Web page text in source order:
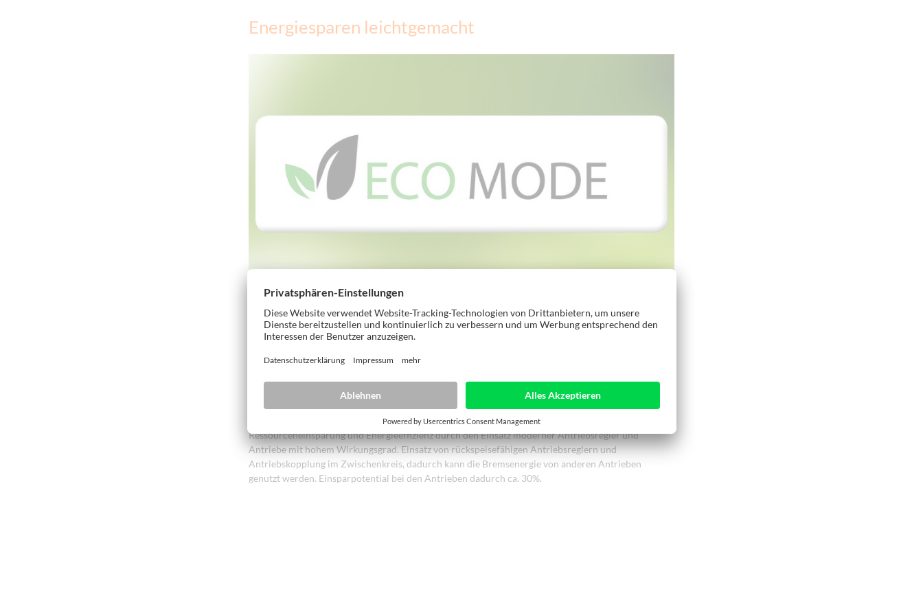
Energiesparen leichtgemacht
HOLZ-HER ECO MODE:
Der ECO Mode hilft dabei Strom und Energie zu sparen. Abschaltung der Antriebe/Umformer bei
Einspareffekt von ca. 20 bis 25% gegenüber herkömmlicher Technologie.
Emission, Lärmreduzierung durch optimierte Beschleunigungs- und Bremsrampen.
Ressourceneinsparung und Energieeffizienz durch den Einsatz moderner Antriebsregler und
Antriebe mit hohem Wirkungsgrad. Einsatz von rückspeisefähigen Antriebsreglern und
Antriebskopplung im Zwischenkreis, dadurch kann die Bremsenergie von anderen Antrieben
genutzt werden. Einsparpotential bei den Antrieben dadurch ca. 30%.